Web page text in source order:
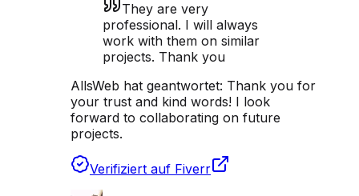
They are very
professional. I will always
work with them on similar
projects. Thank you
AllsWeb hat geantwortet: Thank you for
your trust and kind words! I look
forward to collaborating on future
projects.
Verifiziert auf Fiverr